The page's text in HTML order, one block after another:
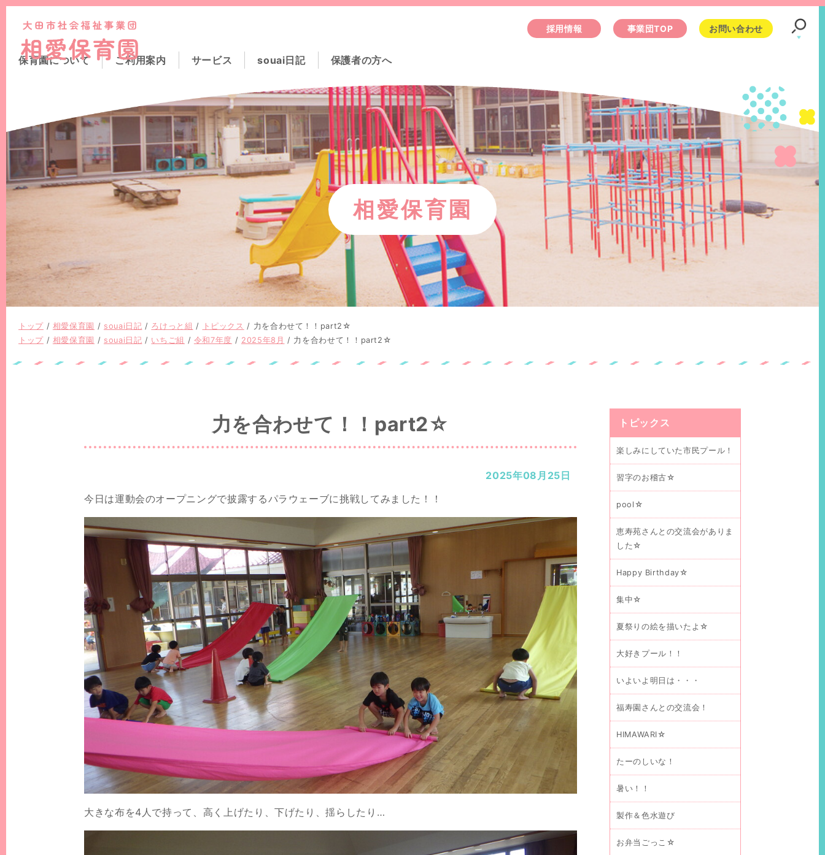
このページの本文へ
採用情報 事業団TOP お問い合わせ
保育園について ご利用案内 サービス souai日記 保護者の方へ
相愛保育園
現
在
トップ/ 相愛保育園 / souai日記 / ろけっと組 / トピックス / 力を合わせて！！part2☆
現
トップ/ 相愛保育園 / souai日記 / いちご組 / 令和7年度 / 2025年8月 / 力を合わせて！！part2☆
力を合わせて！！part2☆
2025年08月25日
今日は運動会のオープニングで披露するパラウェーブに挑戦してみました！！
大きな布を4人で持って、高く上げたり、下げたり、揺らしたり…
トピックス
楽しみにしていた市民プール！
習字のお稽古☆
pool☆
恵寿苑さんとの交流会がありま
した☆
Happy Birthday☆
集中☆
夏祭りの絵を描いたよ☆
大好きプール！！
いよいよ明日は・・・
福寿園さんとの交流会！
HIMAWARI☆
たーのしいな！
暑い！！
製作＆色水遊び
お弁当ごっこ☆